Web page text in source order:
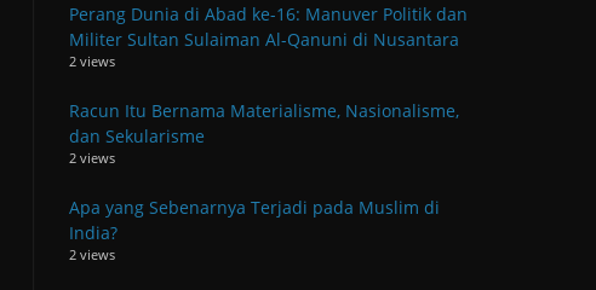
Perang Dunia di Abad ke-16: Manuver Politik dan
Militer Sultan Sulaiman Al-Qanuni di Nusantara
2 views
Racun Itu Bernama Materialisme, Nasionalisme,
dan Sekularisme
2 views
Apa yang Sebenarnya Terjadi pada Muslim di
India?
2 views